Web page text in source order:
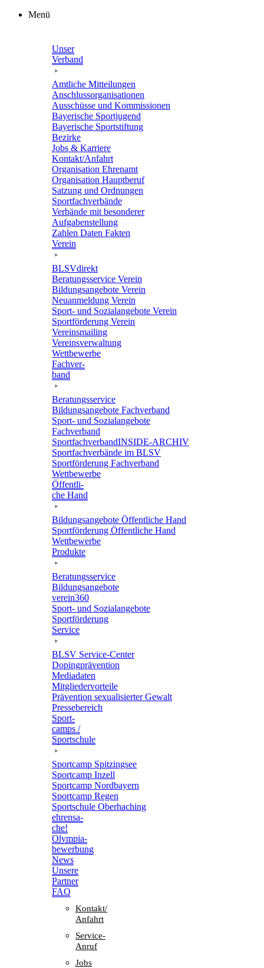
Zum
Menü
Unser
Verband
Amtli­che Mitteilungen
Anschluss­or­ga­ni­sa­tio­nen
Ausschüsse und Kommissionen
Baye­ri­sche Sportjugend
Baye­ri­sche Sportstiftung
Bezirke
Jobs & Karriere
Kontakt/​​Anfahrt
Orga­ni­sa­tion Ehrenamt
Orga­ni­sa­tion Hauptberuf
Satzung und Ordnungen
Sport­fach­ver­bände
Verbände mit beson­de­rer
Aufgabenstellung
Zahlen Daten Fakten
Verein
BLSVdi­rekt
Bera­tungs­ser­vice Verein
Bildungs­an­ge­bote Verein
Neuan­mel­dung Verein
Sport- und Sozi­al­an­ge­bote Verein
Sport­för­de­rung Verein
Vereins­mai­ling
Vereins­ver­wal­tung
Wett­be­werbe
Fach­ver­
band
Bera­tungs­ser­vice
Bildungs­an­ge­bote Fachverband
Sport- und Sozi­al­an­ge­bote
Fachverband
Sport­fach­ver­ban­d­IN­SIDE-ARCHIV
Sport­fach­ver­bände im BLSV
Sport­för­de­rung Fachverband
Wett­be­werbe
Öffent­li­
che Hand
Bildungs­an­ge­bote Öffent­li­che Hand
Sport­för­de­rung Öffent­li­che Hand
Wett­be­werbe
Produkte
Bera­tungs­ser­vice
Bildungs­an­ge­bote
verein360
Sport- und Sozialangebote
Sport­för­de­rung
Service
BLSV Service-Center
Doping­prä­ven­tion
Media­da­ten
Mitglie­der­vor­teile
Präven­tion sexua­li­sier­ter Gewalt
Pres­se­be­reich
Sport­
camps /
Sportschule
Sport­camp Spitzingsee
Sport­camp Inzell
Sport­camp Nordbayern
Sport­camp Regen
Sport­schule Oberhaching
ehren­sa­
che!
Olym­pia­
be­wer­bung
News
Unsere
Part­ner
FAQ
Kontakt/​​
Anfahrt
Service-
Anruf
Jobs